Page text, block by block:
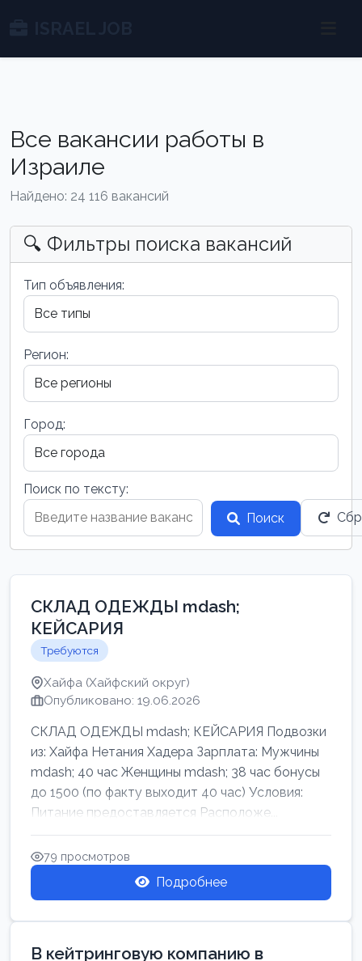
Все вакансии работы в
Израиле
Найдено: 24 116 вакансий
🔍 Фильтры поиска вакансий
Тип объявления:
Регион:
Город:
Поиск по тексту:
Поиск
СКЛАД ОДЕЖДЫ mdash;
КЕЙСАРИЯ
Требуются
Хайфа (Хайфский округ)
Опубликовано: 19.06.2026
СКЛАД ОДЕЖДЫ mdash; КЕЙСАРИЯ Подвозки
из: Хайфа Нетания Хадера Зарплата: Мужчины
mdash; 40 час Женщины mdash; 38 час бонусы
до 1500 (по факту выходит 40 час) Условия:
Питание предоставляется Расположе...
79 просмотров
Подробнее
В кейтринговую компанию в